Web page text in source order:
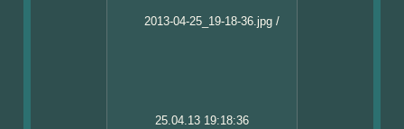
25.04.13 19:18:36